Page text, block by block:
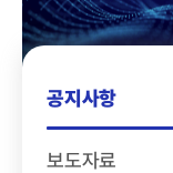
공지사항
보도자료